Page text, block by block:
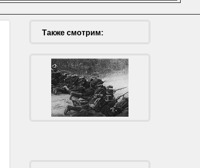
Также смотрим: